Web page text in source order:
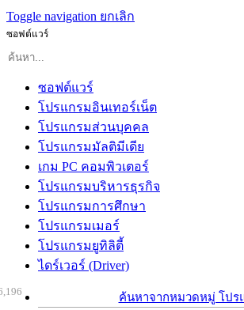
Toggle navigation ยกเลิก
ซอฟต์แวร์
ซอฟต์แวร์
โปรแกรมอินเทอร์เน็ต
โปรแกรมส่วนบุคคล
โปรแกรมมัลติมีเดีย
เกม PC คอมพิวเตอร์
โปรแกรมบริหารธุรกิจ
โปรแกรมการศึกษา
โปรแกรมเมอร์
โปรแกรมยูทิลิตี้
ไดร์เวอร์ (Driver)
ค้นหาจากหมวดหมู่ โปร